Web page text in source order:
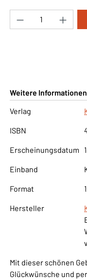
Produkt
Weitere Informationen
Verlag
ISBN
Erscheinungsdatum
Einband
Format
Hersteller
Mit dieser schönen
Glückwünsche und